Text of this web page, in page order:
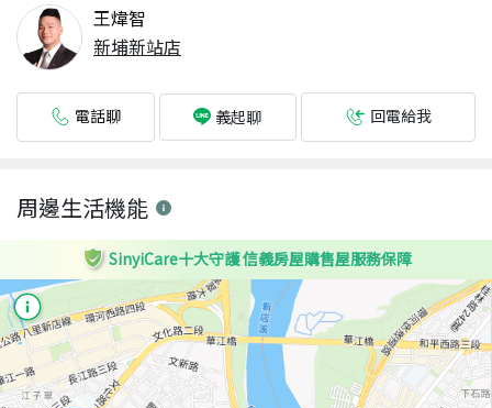
王煒智
新埔新站店
電話聊 義起聊 回電給我
周邊生活機能
SinyiCare十大守護 信義房屋購售屋服務保障